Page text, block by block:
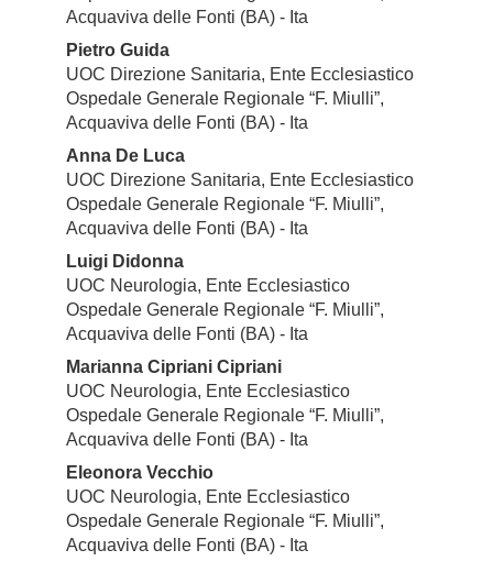
Acquaviva delle Fonti (BA) - Ita
Pietro Guida
UOC Direzione Sanitaria, Ente Ecclesiastico
Ospedale Generale Regionale “F. Miulli”,
Acquaviva delle Fonti (BA) - Ita
Anna De Luca
UOC Direzione Sanitaria, Ente Ecclesiastico
Ospedale Generale Regionale “F. Miulli”,
Acquaviva delle Fonti (BA) - Ita
Luigi Didonna
UOC Neurologia, Ente Ecclesiastico
Ospedale Generale Regionale “F. Miulli”,
Acquaviva delle Fonti (BA) - Ita
Marianna Cipriani Cipriani
UOC Neurologia, Ente Ecclesiastico
Ospedale Generale Regionale “F. Miulli”,
Acquaviva delle Fonti (BA) - Ita
Eleonora Vecchio
UOC Neurologia, Ente Ecclesiastico
Ospedale Generale Regionale “F. Miulli”,
Acquaviva delle Fonti (BA) - Ita